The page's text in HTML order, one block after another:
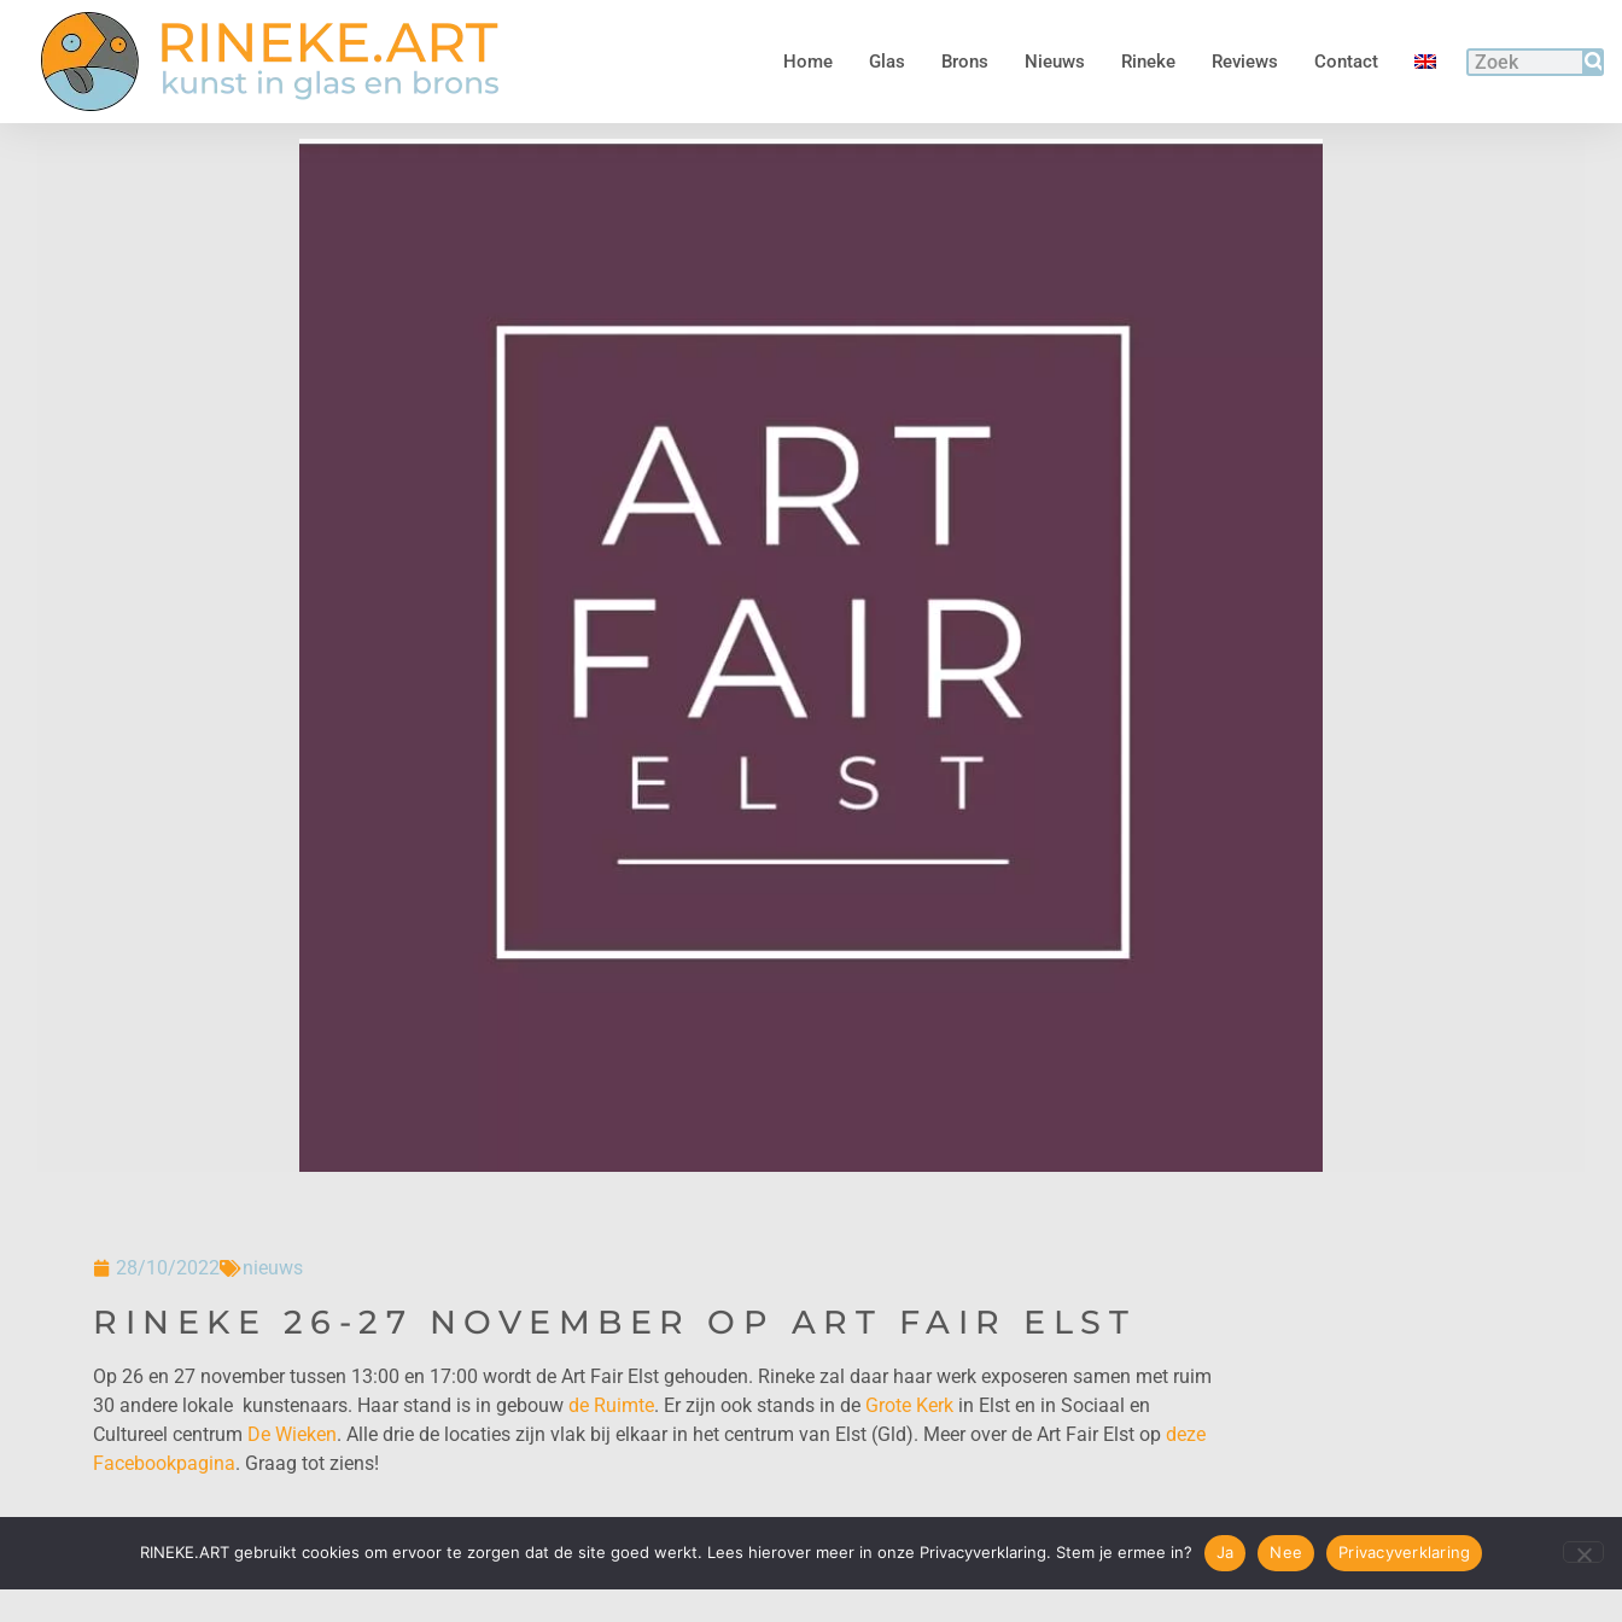
Home Glas Brons Nieuws Rineke Reviews Contact
28/10/2022 nieuws
RINEKE 26-27 NOVEMBER OP ART FAIR ELST
Op 26 en 27 november tussen 13:00 en 17:00 wordt de Art Fair Elst gehouden. Rineke zal daar haar werk exposeren samen met ruim
30 andere lokale kunstenaars. Haar stand is in gebouwde Ruimte. Er zijn ook stands in de Grote Kerk in Elst en in Sociaal en
Cultureel centrum De Wieken. Alle drie de locaties zijn vlak bij elkaar in het centrum van Elst (Gld). Meer over de Art Fair Elst opdeze
Facebookpagina. Graag tot ziens!
Volgende
RINEKE.ART gebruikt cookies om ervoor te zorgen dat de site goed werkt. Lees hierover meer in onze Privacyverklaring. Stem je ermee in? Ja Nee Privacyverklaring